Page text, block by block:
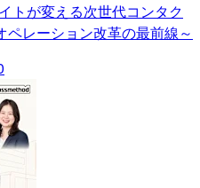
トが変える次世代コンタク
ペレーション改革の最前線～